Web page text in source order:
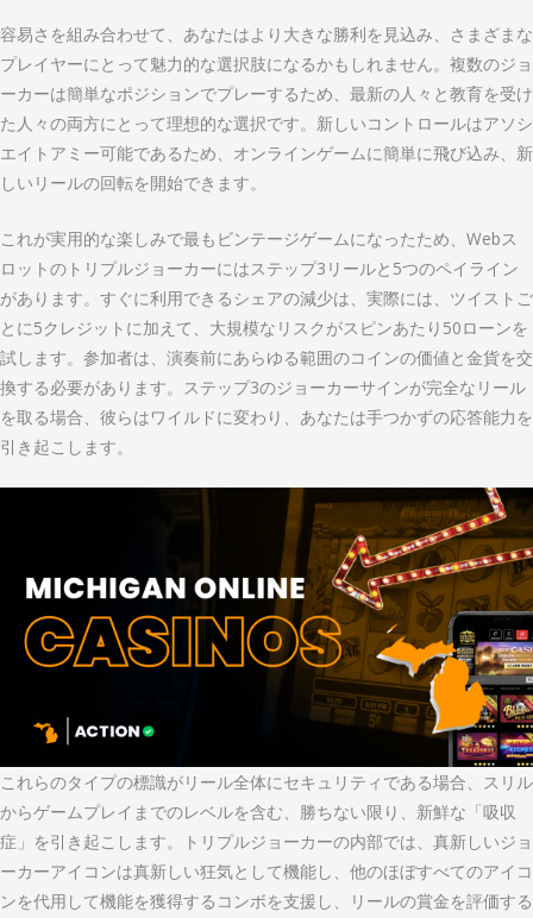
容易さを組み合わせて、あなたはより大きな勝利を見込み、さまざまな
プレイヤーにとって魅力的な選択肢になるかもしれません。複数のジョ
ーカーは簡単なポジションでプレーするため、最新の人々と教育を受け
た人々の両方にとって理想的な選択です。新しいコントロールはアソシ
エイトアミー可能であるため、オンラインゲームに簡単に飛び込み、新
しいリールの回転を開始できます。
これが実用的な楽しみで最もビンテージゲームになったため、Webス
ロットのトリプルジョーカーにはステップ3リールと5つのペイライン
があります。すぐに利用できるシェアの減少は、実際には、ツイストご
とに5クレジットに加えて、大規模なリスクがスピンあたり50ローンを
試します。参加者は、演奏前にあらゆる範囲のコインの価値と金貨を交
換する必要があります。ステップ3のジョーカーサインが完全なリール
を取る場合、彼らはワイルドに変わり、あなたは手つかずの応答能力を
引き起こします。
これらのタイプの標識がリール全体にセキュリティである場合、スリル
からゲームプレイまでのレベルを含む、勝ちない限り、新鮮な「吸収
症」を引き起こします。トリプルジョーカーの内部では、真新しいジョ
ーカーアイコンは真新しい狂気として機能し、他のほぼすべてのアイコ
ンを代用して機能を獲得するコンボを支援し、リールの賞金を評価する